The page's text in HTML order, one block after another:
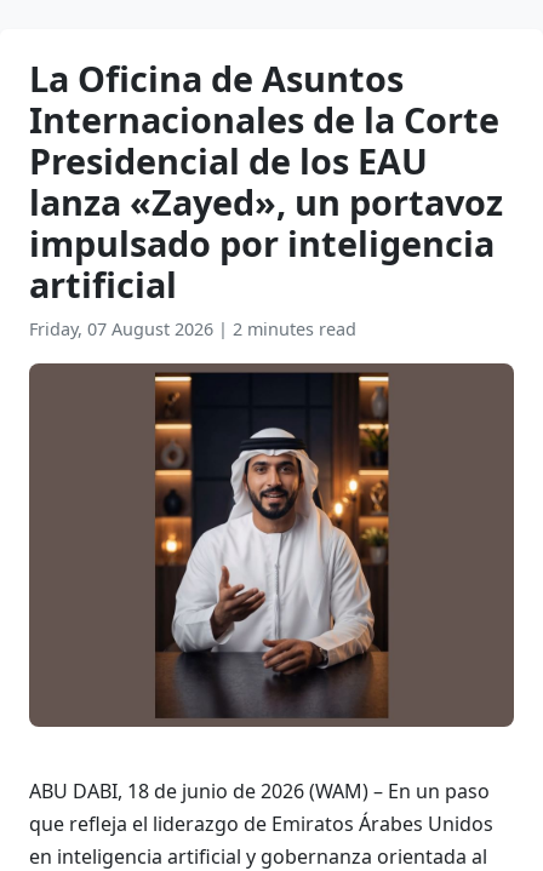
La Oficina de Asuntos
Internacionales de la Corte
Presidencial de los EAU
lanza «Zayed», un portavoz
impulsado por inteligencia
artificial
Friday, 07 August 2026 | 2 minutes read
ABU DABI, 18 de junio de 2026 (WAM) – En un paso
que refleja el liderazgo de Emiratos Árabes Unidos
en inteligencia artificial y gobernanza orientada al